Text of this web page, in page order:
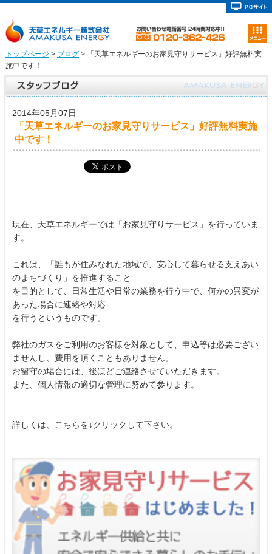
トップページ > ブログ> 「天草エネルギーのお家見守りサービス」好評無料実
施中です！
2014年05月07日
「天草エネルギーのお家見守りサービス」好評無料実施
中です！
現在、天草エネルギーでは「お家見守りサービス」を行っていま
す。
これは、「誰もが住みなれた地域で、安心して暮らせる支えあい
のまちづくり」を推進すること
を目的として、日常生活や日常の業務を行う中で、何かの異変が
あった場合に連絡や対応
を行うというものです。
弊社のガスをご利用のお客様を対象として、申込等は必要ござい
ませんし、費用を頂くこともありません。
お留守の場合には、後ほどご連絡させていただきます。
また、個人情報の適切な管理に努めて参ります。
詳しくは、こちらを↓クリックして下さい。